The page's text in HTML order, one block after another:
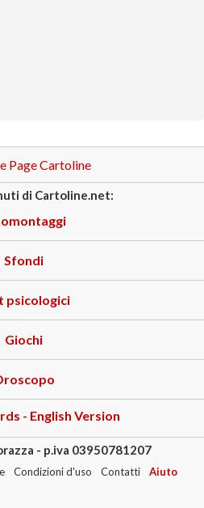
Page Cartoline
di Cartoline.net:
Sfondi
psicologici
Giochi
- English Version
- p.iva 03950781207
Condizioni d'uso Contatti Aiuto